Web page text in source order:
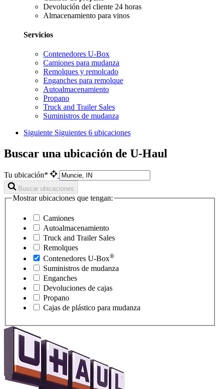
Devolución del cliente 24 horas
Almacenamiento para vinos
Servicios
Contenedores U-Box
Camiones para mudanza
Remolques y remolcado
Enganches para remolque
Autoalmacenamiento
Propano
Truck and Trailer Sales
Suministros de mudanza
Siguiente Siguientes 6 ubicaciones
Buscar una ubicación de U-Haul
Tu ubicación*
Buscar ubicaciones
Mostrar ubicaciones que tengan:
Camiones
Autoalmacenamiento
Truck and Trailer Sales
Remolques
Contenedores U-Box®
Suministros de mudanza
Enganches
Devoluciones de cajas
Propano
Cajas de plástico para mudanza